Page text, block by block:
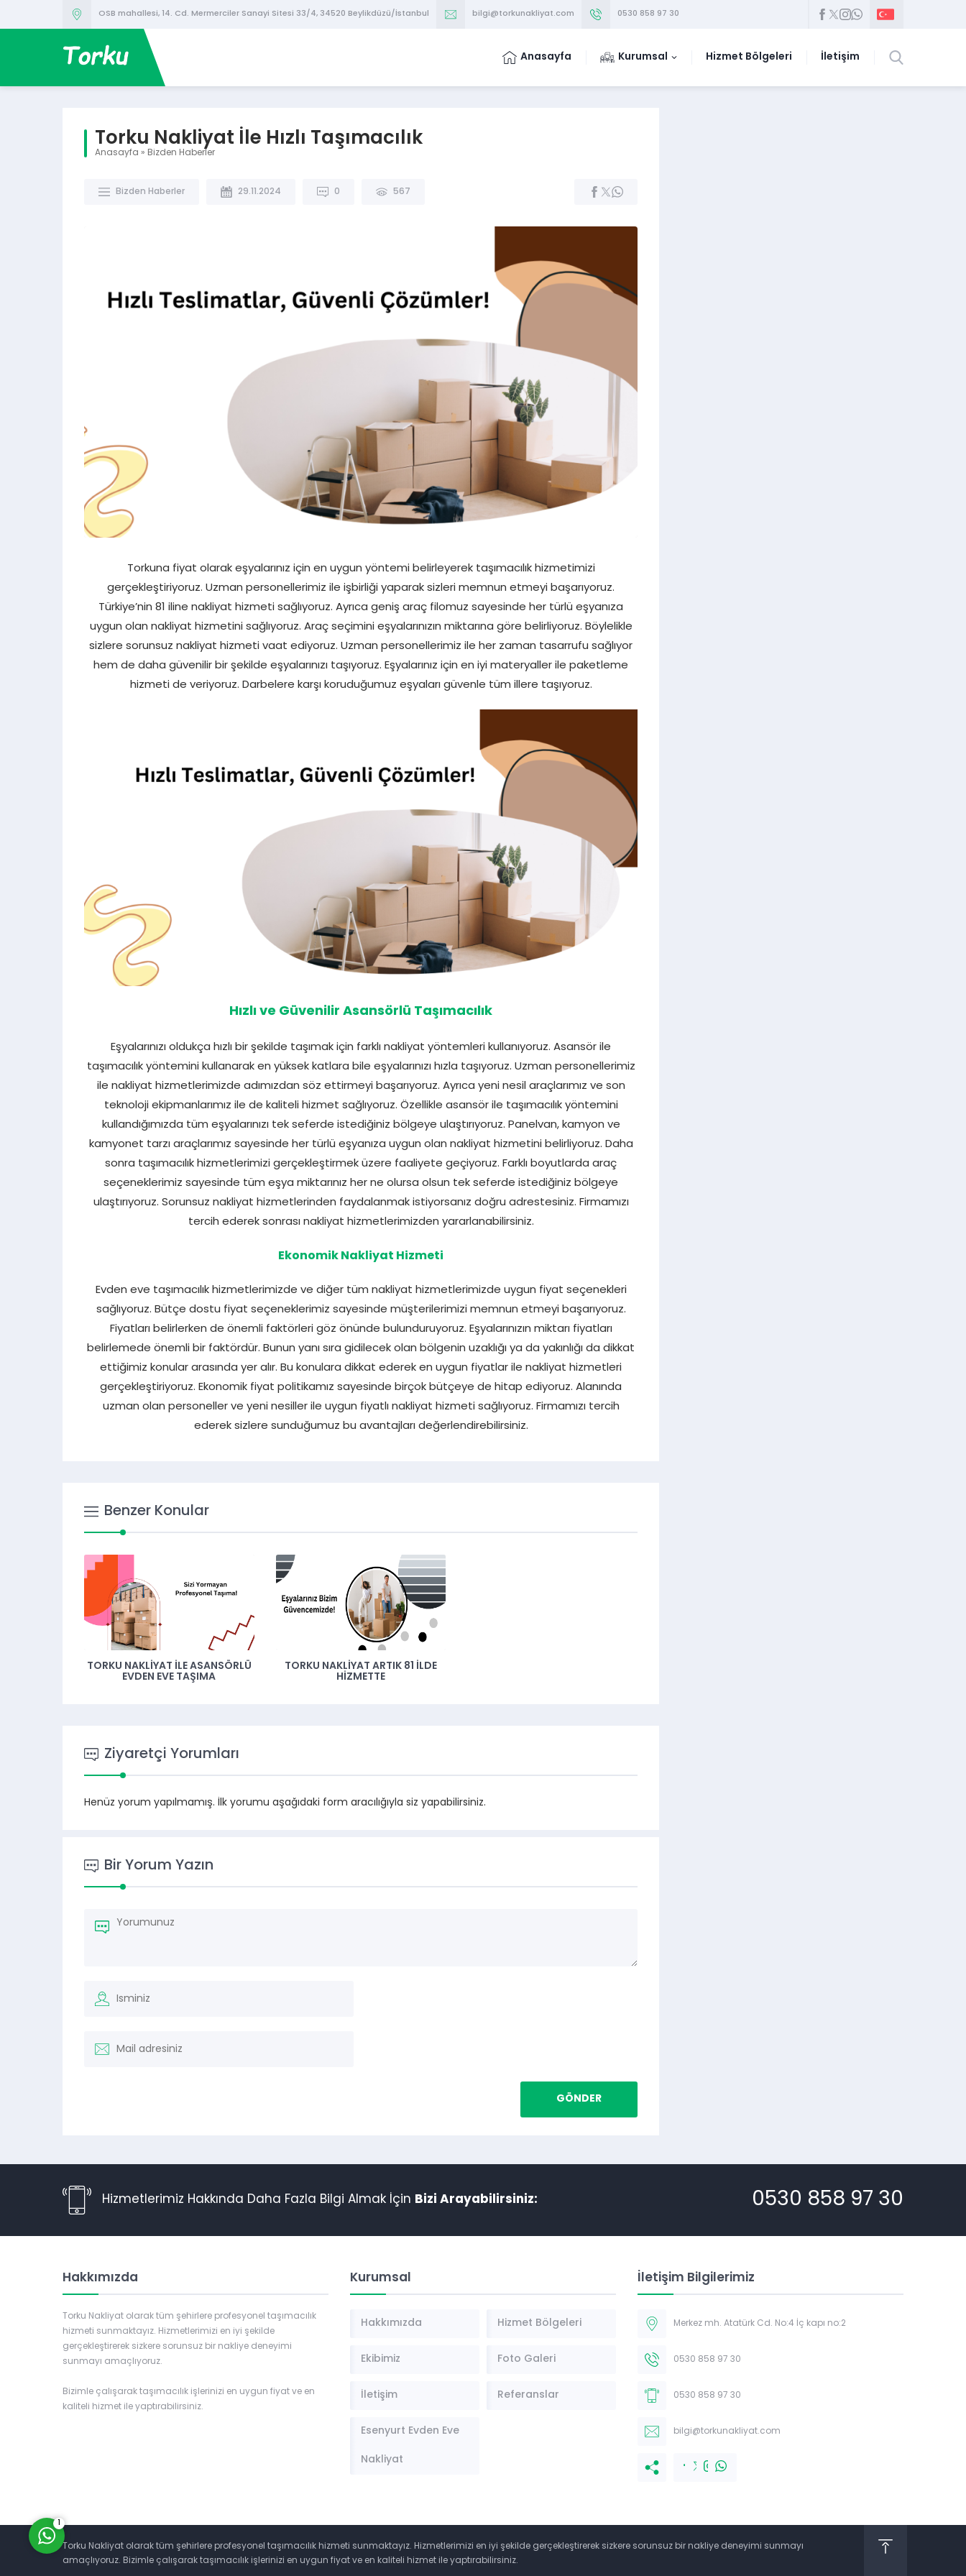
OSB mahallesi, 14. Cd. Mermerciler Sanayi Sitesi 33/4, 34520 Beylikdüzü/İstanbul bilgi@torkunakliyat.com 0530 858 97 30
Anasayfa Kurumsal Hizmet Bölgeleri İletişim
Torku Nakliyat İle Hızlı Taşımacılık
Anasayfa » Bizden Haberler
Bizden Haberler 29.11.2024 0 567
Torkuna fiyat olarak eşyalarınız için en uygun yöntemi belirleyerek taşımacılık hizmetimizi
gerçekleştiriyoruz. Uzman personellerimiz ile işbirliği yaparak sizleri memnun etmeyi başarıyoruz.
Türkiye’nin 81 iline nakliyat hizmeti sağlıyoruz. Ayrıca geniş araç filomuz sayesinde her türlü eşyanıza
uygun olan nakliyat hizmetini sağlıyoruz. Araç seçimini eşyalarınızın miktarına göre belirliyoruz. Böylelikle
sizlere sorunsuz nakliyat hizmeti vaat ediyoruz. Uzman personellerimiz ile her zaman tasarrufu sağlıyor
hem de daha güvenilir bir şekilde eşyalarınızı taşıyoruz. Eşyalarınız için en iyi materyaller ile paketleme
hizmeti de veriyoruz. Darbelere karşı koruduğumuz eşyaları güvenle tüm illere taşıyoruz.
Hızlı ve Güvenilir Asansörlü Taşımacılık
Eşyalarınızı oldukça hızlı bir şekilde taşımak için farklı nakliyat yöntemleri kullanıyoruz. Asansör ile
taşımacılık yöntemini kullanarak en yüksek katlara bile eşyalarınızı hızla taşıyoruz. Uzman personellerimiz
ile nakliyat hizmetlerimizde adımızdan söz ettirmeyi başarıyoruz. Ayrıca yeni nesil araçlarımız ve son
teknoloji ekipmanlarımız ile de kaliteli hizmet sağlıyoruz. Özellikle asansör ile taşımacılık yöntemini
kullandığımızda tüm eşyalarınızı tek seferde istediğiniz bölgeye ulaştırıyoruz. Panelvan, kamyon ve
kamyonet tarzı araçlarımız sayesinde her türlü eşyanıza uygun olan nakliyat hizmetini belirliyoruz. Daha
sonra taşımacılık hizmetlerimizi gerçekleştirmek üzere faaliyete geçiyoruz. Farklı boyutlarda araç
seçeneklerimiz sayesinde tüm eşya miktarınız her ne olursa olsun tek seferde istediğiniz bölgeye
ulaştırıyoruz. Sorunsuz nakliyat hizmetlerinden faydalanmak istiyorsanız doğru adrestesiniz. Firmamızı
tercih ederek sonrası nakliyat hizmetlerimizden yararlanabilirsiniz.
Ekonomik Nakliyat Hizmeti
Evden eve taşımacılık hizmetlerimizde ve diğer tüm nakliyat hizmetlerimizde uygun fiyat seçenekleri
sağlıyoruz. Bütçe dostu fiyat seçeneklerimiz sayesinde müşterilerimizi memnun etmeyi başarıyoruz.
Fiyatları belirlerken de önemli faktörleri göz önünde bulunduruyoruz. Eşyalarınızın miktarı fiyatları
belirlemede önemli bir faktördür. Bunun yanı sıra gidilecek olan bölgenin uzaklığı ya da yakınlığı da dikkat
ettiğimiz konular arasında yer alır. Bu konulara dikkat ederek en uygun fiyatlar ile nakliyat hizmetleri
gerçekleştiriyoruz. Ekonomik fiyat politikamız sayesinde birçok bütçeye de hitap ediyoruz. Alanında
uzman olan personeller ve yeni nesiller ile uygun fiyatlı nakliyat hizmeti sağlıyoruz. Firmamızı tercih
ederek sizlere sunduğumuz bu avantajları değerlendirebilirsiniz.
Benzer Konular
TORKU NAKLIYAT İLE ASANSÖRLÜ
EVDEN EVE TAŞIMA
TORKU NAKLIYAT ARTIK 81 İLDE
HIZMETTE
Ziyaretçi Yorumları
Henüz yorum yapılmamış. İlk yorumu aşağıdaki form aracılığıyla siz yapabilirsiniz.
Bir Yorum Yazın
Hizmetlerimiz Hakkında Daha Fazla Bilgi Almak İçin Bizi Arayabilirsiniz: 0530 858 97 30
Hakkımızda
Torku Nakliyat olarak tüm şehirlere profesyonel taşımacılık
hizmeti sunmaktayız. Hizmetlerimizi en iyi şekilde
gerçekleştirerek sizkere sorunsuz bir nakliye deneyimi
sunmayı amaçlıyoruz.
Bizimle çalışarak taşımacılık işlerinizi en uygun fiyat ve en
kaliteli hizmet ile yaptırabilirsiniz.
Kurumsal
Hakkımızda Hizmet Bölgeleri
Ekibimiz Foto Galeri
İletişim Referanslar
Esenyurt Evden Eve
Nakliyat
İletişim Bilgilerimiz
Merkez mh. Atatürk Cd. No:4 İç kapı no:2
0530 858 97 30
0530 858 97 30
bilgi@torkunakliyat.com
Torku Nakliyat olarak tüm şehirlere profesyonel taşımacılık hizmeti sunmaktayız. Hizmetlerimizi en iyi şekilde gerçekleştirerek sizkere sorunsuz bir nakliye deneyimi sunmayı
amaçlıyoruz. Bizimle çalışarak taşımacılık işlerinizi en uygun fiyat ve en kaliteli hizmet ile yaptırabilirsiniz.